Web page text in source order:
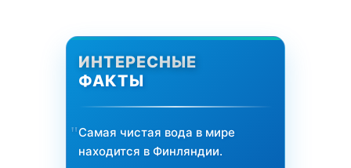
ИНТЕРЕСНЫЕ
ФАКТЫ
Самая чистая вода в мире
находится в Финляндии.